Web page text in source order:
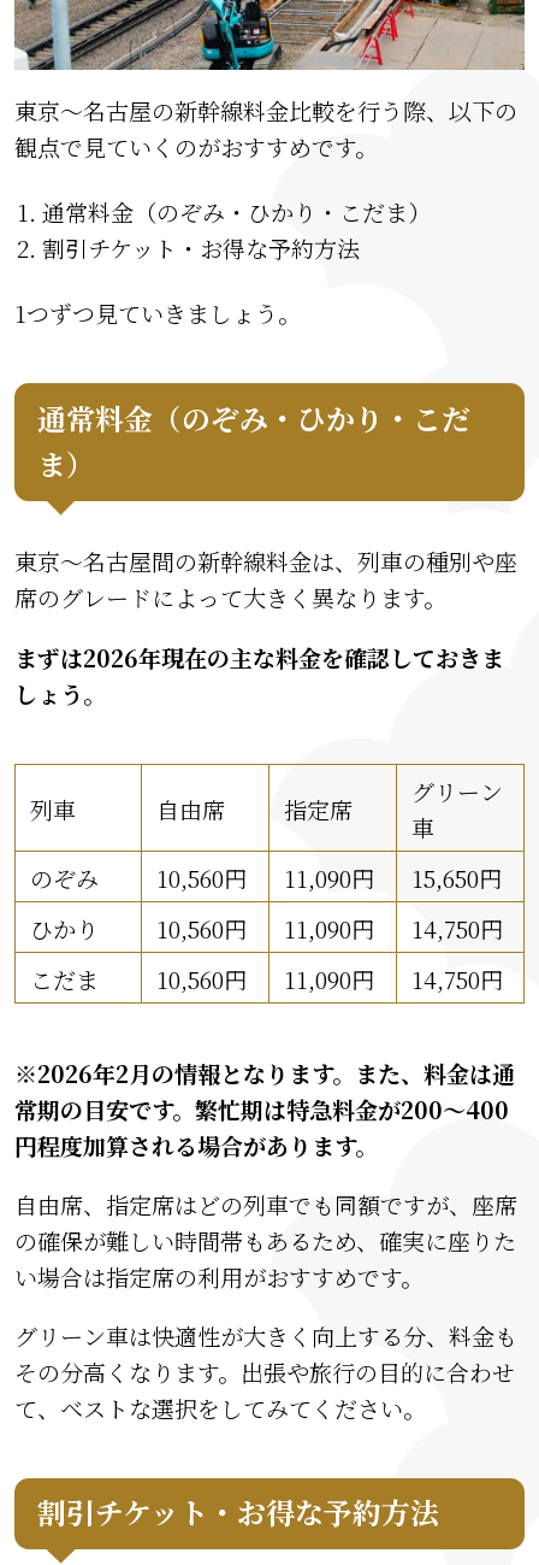
東京〜名古屋の新幹線料金比較を行う際、以下の
観点で見ていくのがおすすめです。
通常料金（のぞみ・ひかり・こだま）
割引チケット・お得な予約方法
1つずつ見ていきましょう。
通常料金（のぞみ・ひかり・こだ
ま）
東京〜名古屋間の新幹線料金は、列車の種別や座
席のグレードによって大きく異なります。
まずは2026年現在の主な料金を確認しておきま
しょう。
列車 自由席 指定席
グリーン
車
のぞみ
10,560円 11,090円
15,650円
ひかり
10,560円 11,090円
14,750円
こだま
10,560円 11,090円 14,750円
※2026年2月の情報となります。また、料金は通
常期の目安です。繁忙期は特急料金が200〜400
円程度加算される場合があります。
自由席、指定席はどの列車でも同額ですが、座席
の確保が難しい時間帯もあるため、確実に座りた
い場合は指定席の利用がおすすめです。
グリーン車は快適性が大きく向上する分、料金も
その分高くなります。出張や旅行の目的に合わせ
て、ベストな選択をしてみてください。
割引チケット・お得な予約方法